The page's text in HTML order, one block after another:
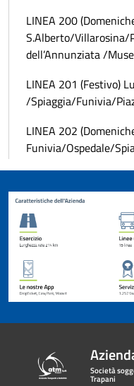
LINEA 200
S.Alberto/Villarosina/
dell’Annunziata /
LINEA 201 (Festivo)
/Spiaggia/Funivia/
LINEA 202
Funivia/Ospedale/
Società
Trapani